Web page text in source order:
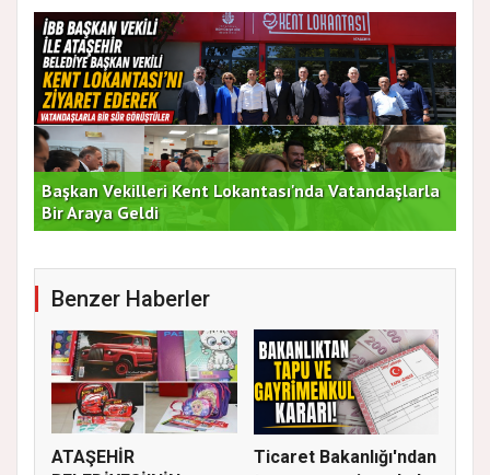
Başkan Vekilleri Kent Lokantası'nda Vatandaşlarla
Bir Araya Geldi
Benzer Haberler
ATAŞEHİR
Ticaret Bakanlığı'ndan